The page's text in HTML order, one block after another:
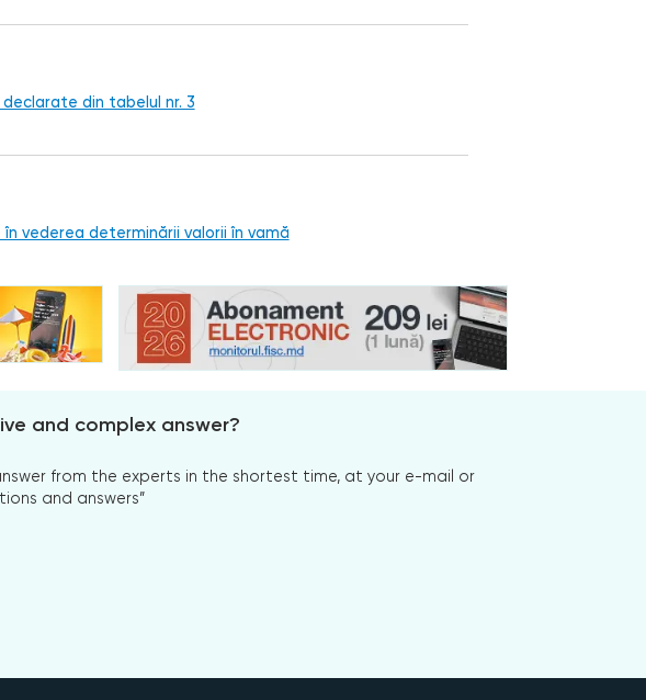
din tabelul nr. 3
vederea determinării valorii în vamă
and complex answer?
from the experts in the shortest time, at your e-mail or
and answers”